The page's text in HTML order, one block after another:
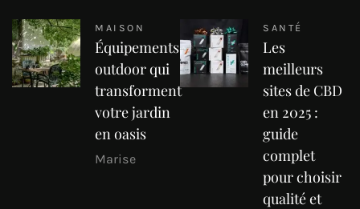
MAISON
Équipements
outdoor qui
transforment
votre jardin
en oasis
Marise
SANTÉ
Les
meilleurs
sites de CBD
en 2025 :
guide
complet
pour choisir
qualité et